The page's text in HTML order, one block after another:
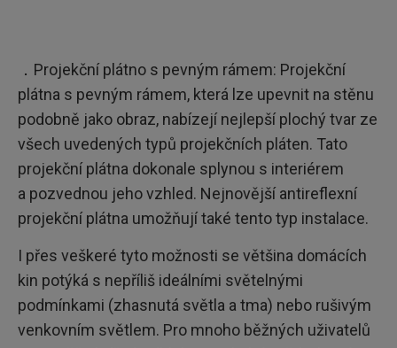
．Projekční plátno s pevným rámem: Projekční
plátna s pevným rámem, která lze upevnit na stěnu
podobně jako obraz, nabízejí nejlepší plochý tvar ze
všech uvedených typů projekčních pláten. Tato
projekční plátna dokonale splynou s interiérem
a pozvednou jeho vzhled. Nejnovější antireflexní
projekční plátna umožňují také tento typ instalace.
I přes veškeré tyto možnosti se většina domácích
kin potýká s nepříliš ideálními světelnými
podmínkami (zhasnutá světla a tma) nebo rušivým
venkovním světlem. Pro mnoho běžných uživatelů